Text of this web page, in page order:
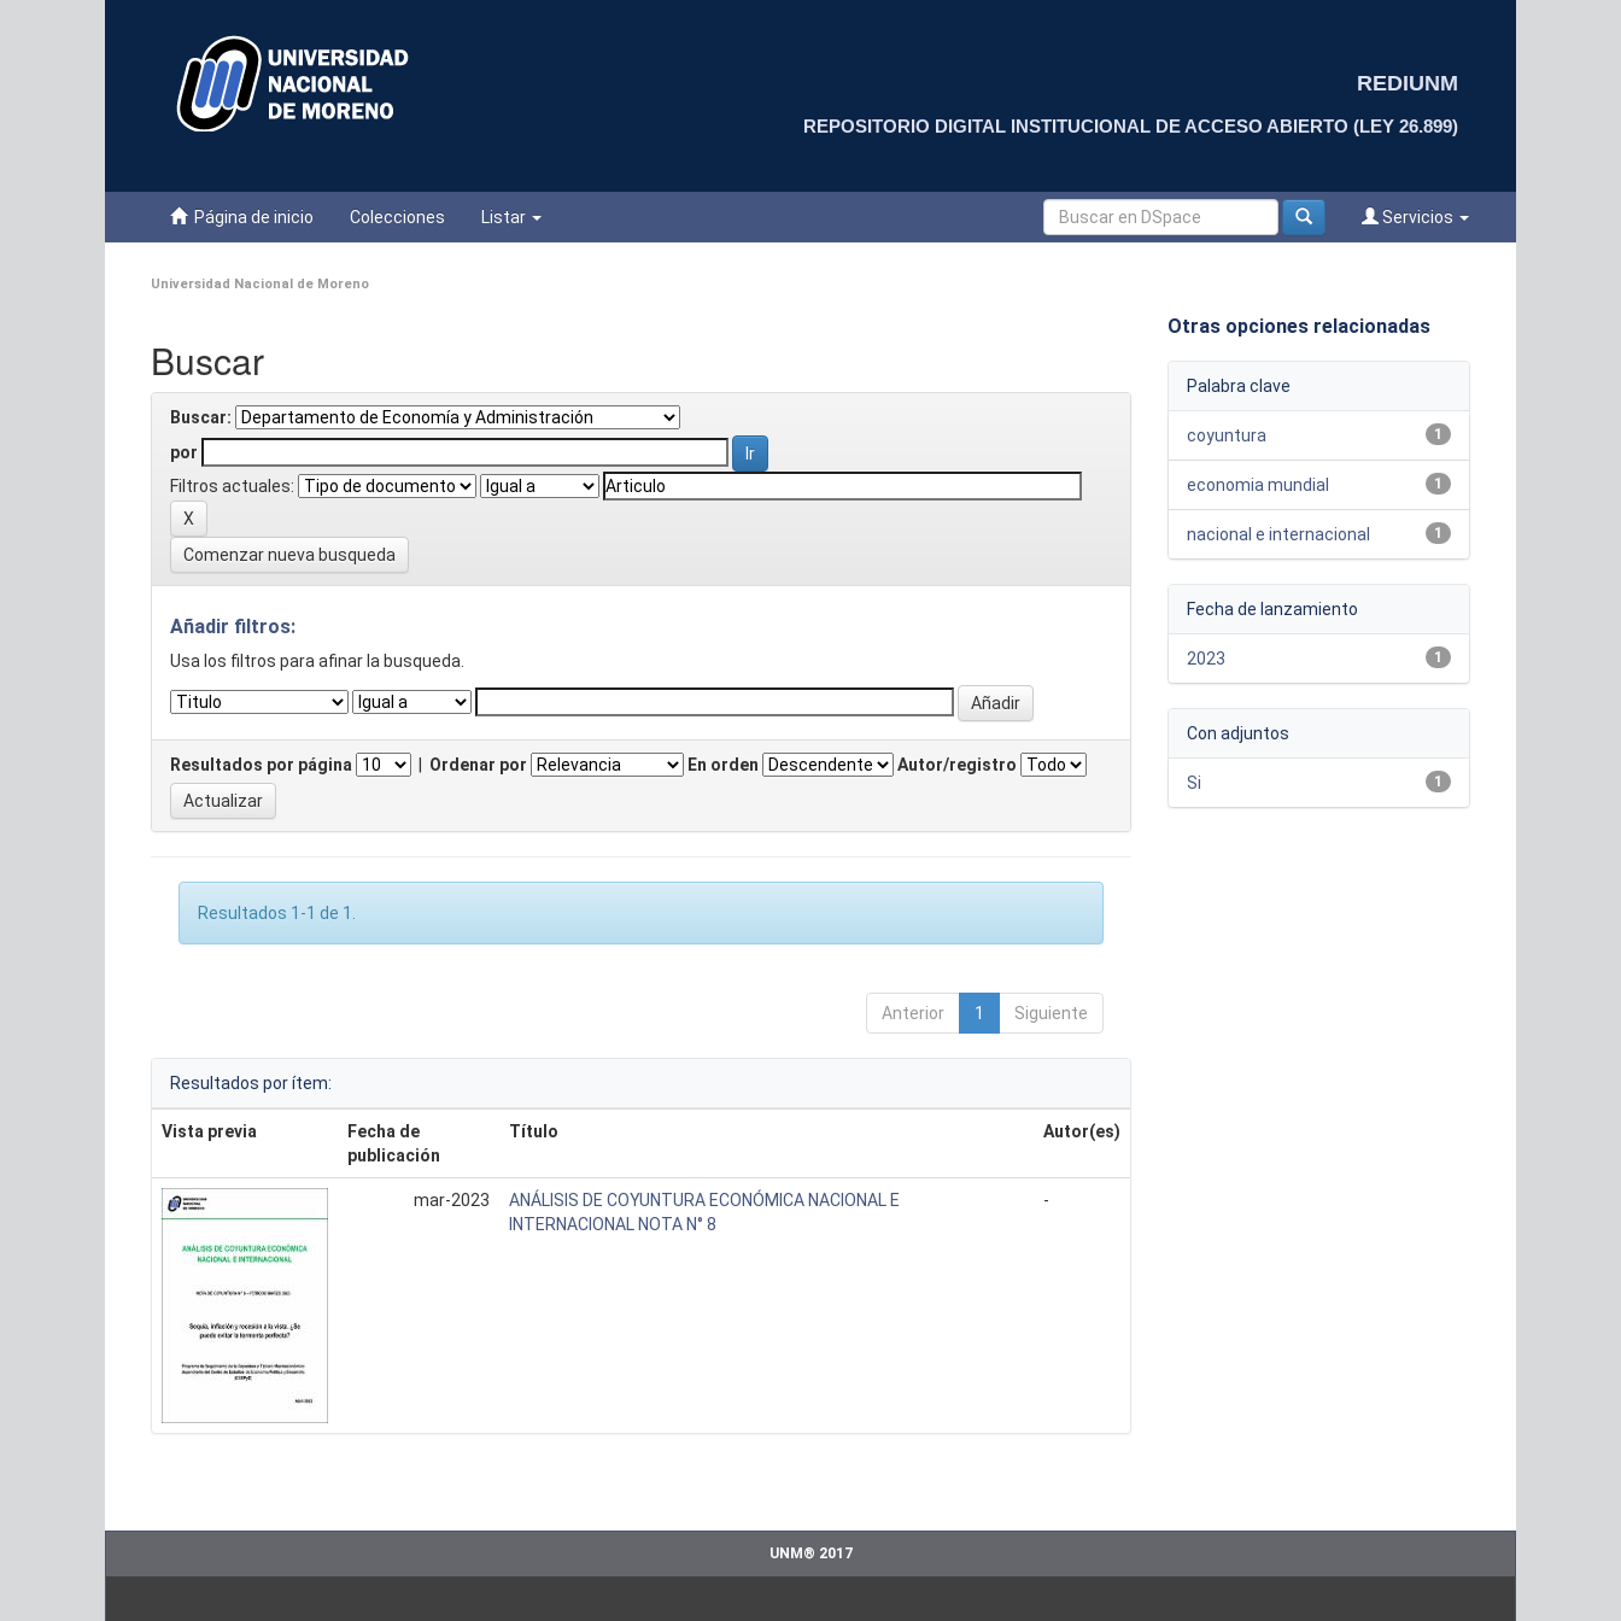
REDIUNM
REPOSITORIO DIGITAL INSTITUCIONAL DE ACCESO ABIERTO (LEY 26.899)
Página de inicio Colecciones Listar Servicios
Universidad Nacional de Moreno
Buscar
Buscar:
por
Filtros actuales:
Comenzar nueva busqueda
Añadir filtros:
Usa los filtros para afinar la busqueda.
Resultados por página Ordenar por En orden Autor/registro
Resultados 1-1 de 1.
Anterior 1 Siguiente
Resultados por ítem:
Vista previa
Fecha de
publicación
Título Autor(es)
mar-2023
ANÁLISIS DE COYUNTURA ECONÓMICA NACIONAL E
INTERNACIONAL NOTA N° 8
-
Otras opciones relacionadas
Palabra clave
1
coyuntura
1
economia mundial
1
nacional e internacional
Fecha de lanzamiento
1
2023
Con adjuntos
1
Si
UNM® 2017